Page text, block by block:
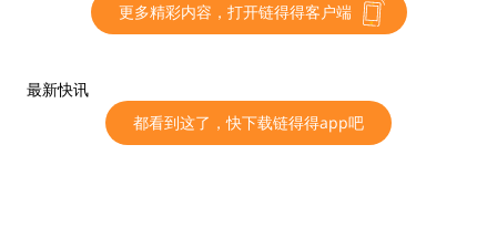
建，以满足不同区块链之间相互通信的需求。
早期，AnySwap是一个跨链去中心化交易应用（DE
X）。后来，开发团队聚焦于跨链解决方案，剔除DEX功
能后，以Multichain为名重新推出，专注于构建任意跨链
更多精彩内容，打开链得得客户端
最新快讯
都看到这了，快下载链得得app吧